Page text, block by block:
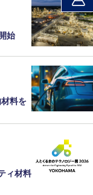
始
料を
ィ材料